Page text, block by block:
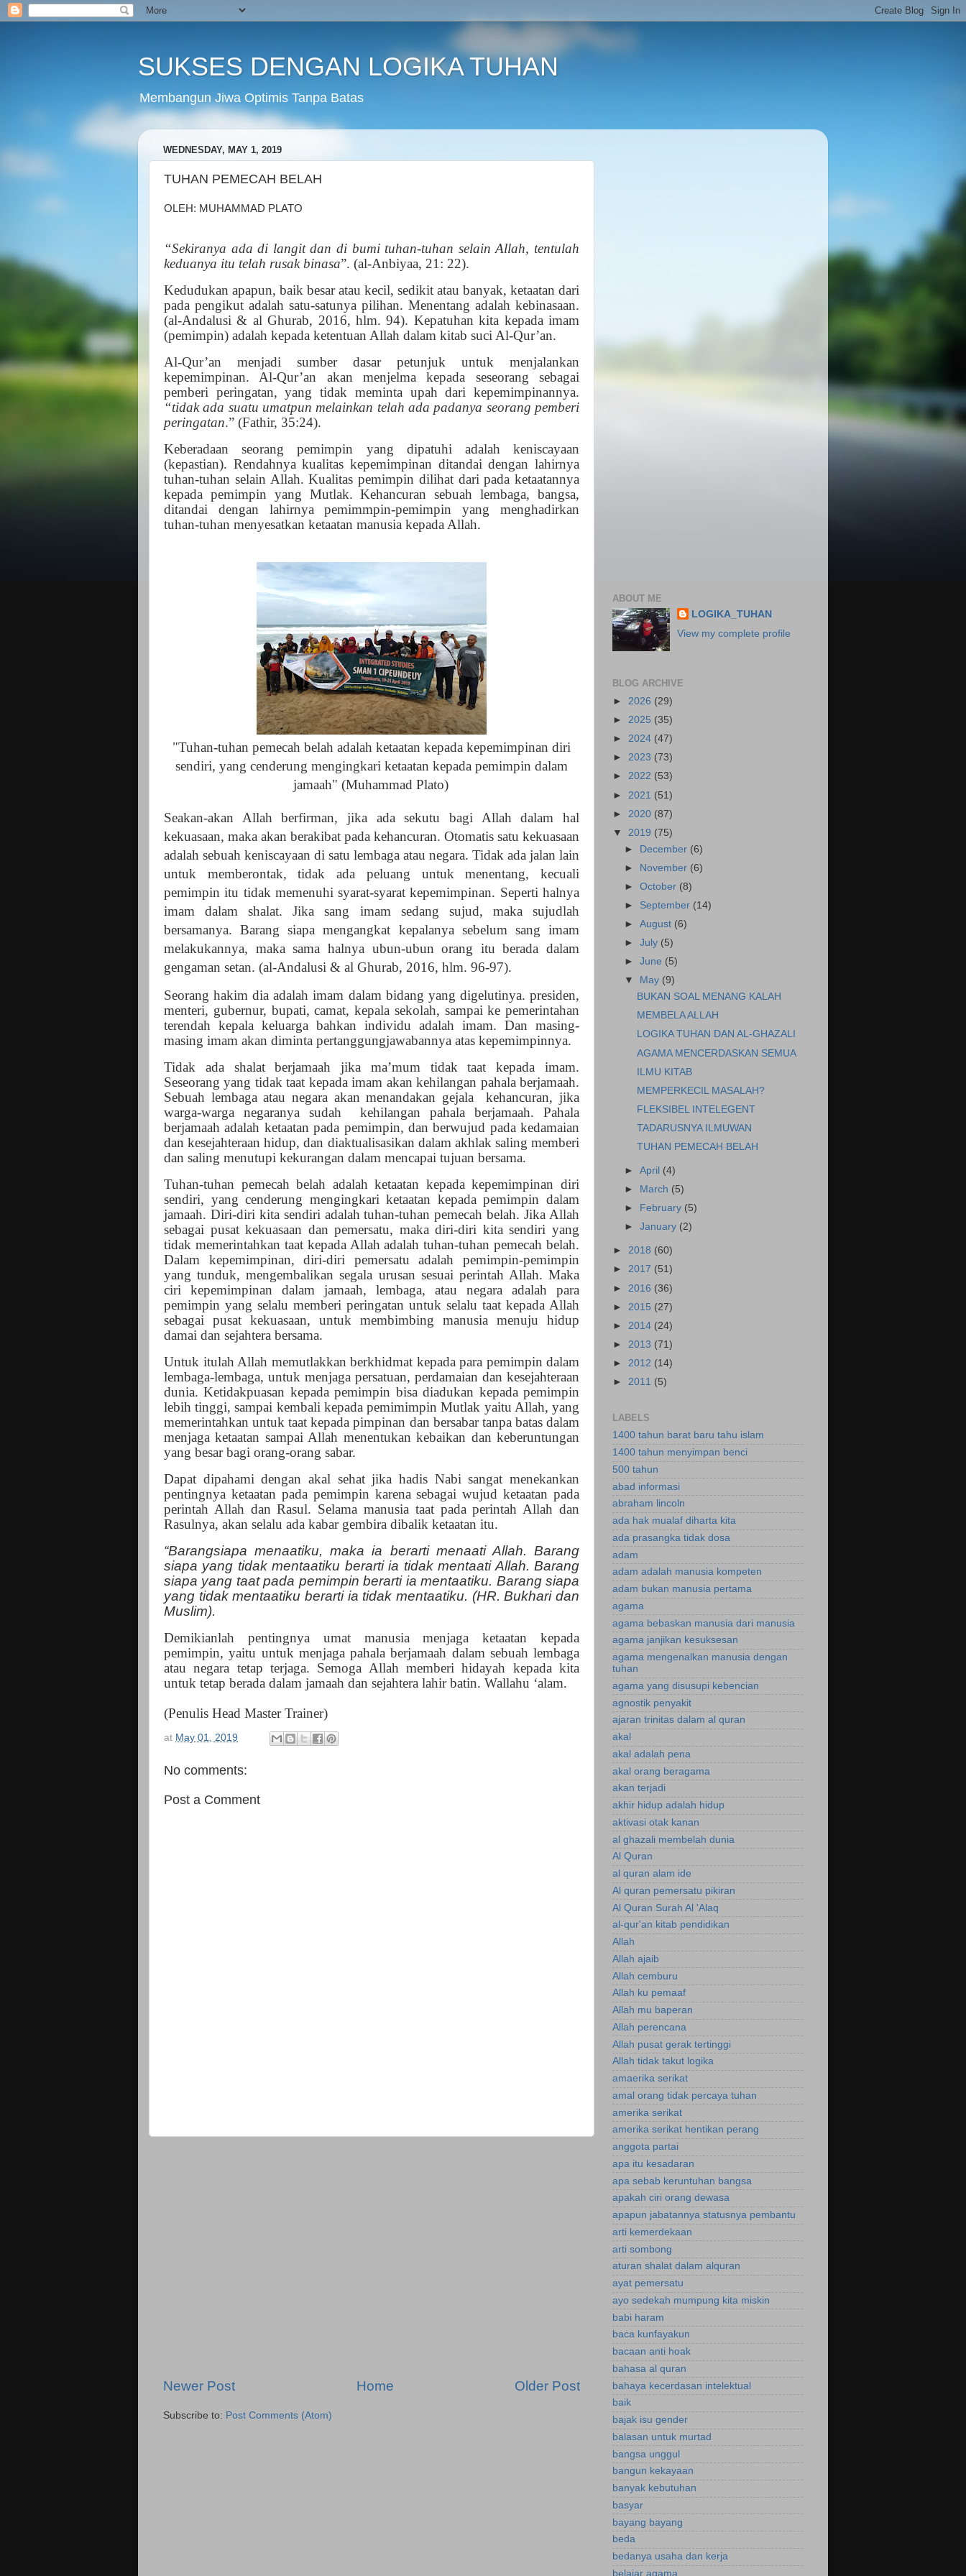
SUKSES DENGAN LOGIKA TUHAN
Membangun Jiwa Optimis Tanpa Batas
WEDNESDAY, MAY 1, 2019
TUHAN PEMECAH BELAH
OLEH: MUHAMMAD PLATO
“Sekiranya ada di langit dan di bumi tuhan-tuhan selain Allah, tentulah
keduanya itu telah rusak binasa”. (al-Anbiyaa, 21: 22).
Kedudukan apapun, baik besar atau kecil, sedikit atau banyak, ketaatan dari
pada pengikut adalah satu-satunya pilihan. Menentang adalah kebinasaan.
(al-Andalusi & al Ghurab, 2016, hlm. 94). Kepatuhan kita kepada imam
(pemimpin) adalah kepada ketentuan Allah dalam kitab suci Al-Qur’an.
Al-Qur’an menjadi sumber dasar petunjuk untuk menjalankan
kepemimpinan. Al-Qur’an akan menjelma kepada seseorang sebagai
pemberi peringatan, yang tidak meminta upah dari kepemimpinannya.
“tidak ada suatu umatpun melainkan telah ada padanya seorang pemberi
peringatan.” (Fathir, 35:24).
Keberadaan seorang pemimpin yang dipatuhi adalah keniscayaan
(kepastian). Rendahnya kualitas kepemimpinan ditandai dengan lahirnya
tuhan-tuhan selain Allah. Kualitas pemimpin dilihat dari pada ketaatannya
kepada pemimpin yang Mutlak. Kehancuran sebuah lembaga, bangsa,
ditandai dengan lahirnya pemimmpin-pemimpin yang menghadirkan
tuhan-tuhan menyesatkan ketaatan manusia kepada Allah.
"Tuhan-tuhan pemecah belah adalah ketaatan kepada kepemimpinan diri
sendiri, yang cenderung mengingkari ketaatan kepada pemimpin dalam
jamaah" (Muhammad Plato)
Seakan-akan Allah berfirman, jika ada sekutu bagi Allah dalam hal
kekuasaan, maka akan berakibat pada kehancuran. Otomatis satu kekuasaan
adalah sebuah keniscayaan di satu lembaga atau negara. Tidak ada jalan lain
untuk memberontak, tidak ada peluang untuk menentang, kecuali
pemimpin itu tidak memenuhi syarat-syarat kepemimpinan. Seperti halnya
imam dalam shalat. Jika sang imam sedang sujud, maka sujudlah
bersamanya. Barang siapa mengangkat kepalanya sebelum sang imam
melakukannya, maka sama halnya ubun-ubun orang itu berada dalam
gengaman setan. (al-Andalusi & al Ghurab, 2016, hlm. 96-97).
Seorang hakim dia adalah imam dalam bidang yang digelutinya. presiden,
menteri, gubernur, bupati, camat, kepala sekolah, sampai ke pemerintahan
terendah kepala keluarga bahkan individu adalah imam. Dan masing-
masing imam akan diminta pertanggungjawabannya atas kepemimpinnya.
Tidak ada shalat berjamaah jika ma’mum tidak taat kepada imam.
Seseorang yang tidak taat kepada imam akan kehilangan pahala berjamaah.
Sebuah lembaga atau negara akan menandakan gejala kehancuran, jika
warga-warga negaranya sudah kehilangan pahala berjamaah. Pahala
berjamaah adalah ketaatan pada pemimpin, dan berwujud pada kedamaian
dan kesejahteraan hidup, dan diaktualisasikan dalam akhlak saling memberi
dan saling menutupi kekurangan dalam mencapai tujuan bersama.
Tuhan-tuhan pemecah belah adalah ketaatan kepada kepemimpinan diri
sendiri, yang cenderung mengingkari ketaatan kepada pemimpin dalam
jamaah. Diri-diri kita sendiri adalah tuhan-tuhan pemecah belah. Jika Allah
sebagai pusat kekuasaan dan pemersatu, maka diri-diri kita sendiri yang
tidak memerintahkan taat kepada Allah adalah tuhan-tuhan pemecah belah.
Dalam kepemimpinan, diri-diri pemersatu adalah pemimpin-pemimpin
yang tunduk, mengembalikan segala urusan sesuai perintah Allah. Maka
ciri kepemimpinan dalam jamaah, lembaga, atau negara adalah para
pemimpin yang selalu memberi peringatan untuk selalu taat kepada Allah
sebagai pusat kekuasaan, untuk membimbing manusia menuju hidup
damai dan sejahtera bersama.
Untuk itulah Allah memutlakkan berkhidmat kepada para pemimpin dalam
lembaga-lembaga, untuk menjaga persatuan, perdamaian dan kesejahteraan
dunia. Ketidakpuasan kepada pemimpin bisa diadukan kepada pemimpin
lebih tinggi, sampai kembali kepada pemimimpin Mutlak yaitu Allah, yang
memerintahkan untuk taat kepada pimpinan dan bersabar tanpa batas dalam
menjaga ketaatan sampai Allah menentukan kebaikan dan keberuntungan
yang besar bagi orang-orang sabar.
Dapat dipahami dengan akal sehat jika hadis Nabi sangat menekankan
pentingnya ketaatan pada pemimpin karena sebagai wujud ketaatan pada
perintah Allah dan Rasul. Selama manusia taat pada perintah Allah dan
Rasulnya, akan selalu ada kabar gembira dibalik ketaatan itu.
“Barangsiapa menaatiku, maka ia berarti menaati Allah. Barang
siapa yang tidak mentaatiku berarti ia tidak mentaati Allah. Barang
siapa yang taat pada pemimpin berarti ia mentaatiku. Barang siapa
yang tidak mentaatiku berarti ia tidak mentaatiku. (HR. Bukhari dan
Muslim).
Demikianlah pentingnya umat manusia menjaga ketaatan kepada
pemimpin, yaitu untuk menjaga pahala berjamaah dalam sebuah lembaga
atau negara tetap terjaga. Semoga Allah memberi hidayah kepada kita
untuk tetap berada dalam jamaah dan sejahtera lahir batin. Wallahu ‘alam.
(Penulis Head Master Trainer)
at May 01, 2019
No comments:
Post a Comment
Newer Post Older Post
Home
Subscribe to: Post Comments (Atom)
ABOUT ME
LOGIKA_TUHAN
View my complete profile
BLOG ARCHIVE
► 2026 (29)
► 2025 (35)
► 2024 (47)
► 2023 (73)
► 2022 (53)
► 2021 (51)
► 2020 (87)
▼ 2019 (75)
► December (6)
► November (6)
►October (8)
► September (14)
►August (6)
►July (5)
►June (5)
▼
May (9)
BUKAN SOAL MENANG KALAH
MEMBELA ALLAH
LOGIKA TUHAN DAN AL-GHAZALI
AGAMA MENCERDASKAN SEMUA
ILMU KITAB
MEMPERKECIL MASALAH?
FLEKSIBEL INTELEGENT
TADARUSNYA ILMUWAN
TUHAN PEMECAH BELAH
►April (4)
►
March (5)
►
February (5)
►January (2)
► 2018 (60)
► 2017 (51)
► 2016 (36)
► 2015 (27)
► 2014 (24)
► 2013 (71)
► 2012 (14)
► 2011 (5)
LABELS
1400 tahun barat baru tahu islam
1400 tahun menyimpan benci
500 tahun
abad informasi
abraham lincoln
ada hak mualaf diharta kita
ada prasangka tidak dosa
adam
adam adalah manusia kompeten
adam bukan manusia pertama
agama
agama bebaskan manusia dari manusia
agama janjikan kesuksesan
agama mengenalkan manusia dengan
tuhan
agama yang disusupi kebencian
agnostik penyakit
ajaran trinitas dalam al quran
akal
akal adalah pena
akal orang beragama
akan terjadi
akhir hidup adalah hidup
aktivasi otak kanan
al ghazali membelah dunia
Al Quran
al quran alam ide
Al quran pemersatu pikiran
Al Quran Surah Al 'Alaq
al-qur'an kitab pendidikan
Allah
Allah ajaib
Allah cemburu
Allah ku pemaaf
Allah mu baperan
Allah perencana
Allah pusat gerak tertinggi
Allah tidak takut logika
amaerika serikat
amal orang tidak percaya tuhan
amerika serikat
amerika serikat hentikan perang
anggota partai
apa itu kesadaran
apa sebab keruntuhan bangsa
apakah ciri orang dewasa
apapun jabatannya statusnya pembantu
arti kemerdekaan
arti sombong
aturan shalat dalam alquran
ayat pemersatu
ayo sedekah mumpung kita miskin
babi haram
baca kunfayakun
bacaan anti hoak
bahasa al quran
bahaya kecerdasan intelektual
baik
bajak isu gender
balasan untuk murtad
bangsa unggul
bangun kekayaan
banyak kebutuhan
basyar
bayang bayang
beda
bedanya usaha dan kerja
belajar agama